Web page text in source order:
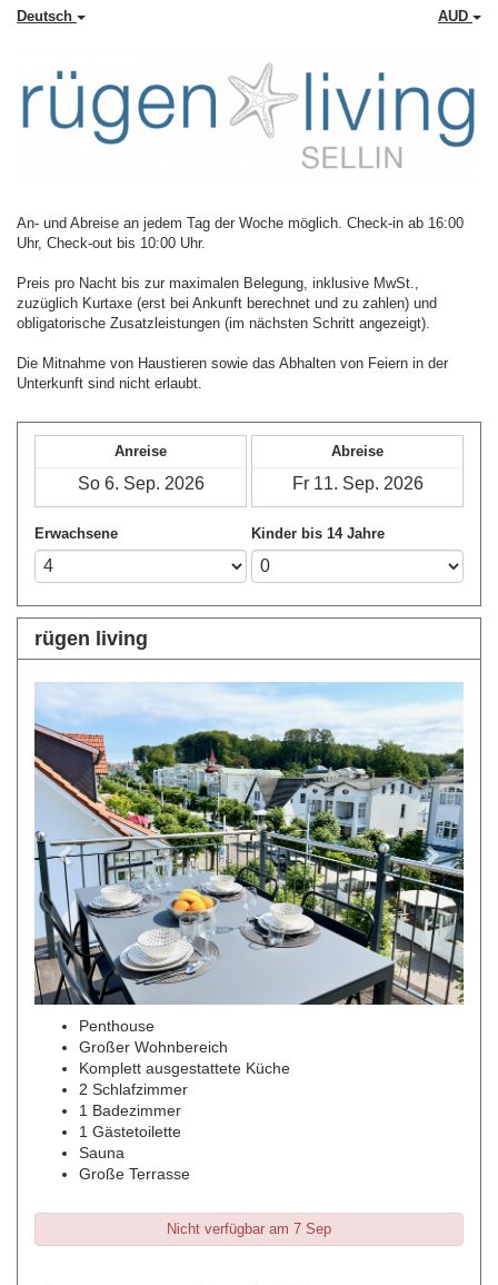
Deutsch AUD
An- und Abreise an jedem Tag der Woche möglich. Check-in ab 16:00
Uhr, Check-out bis 10:00 Uhr.
Preis pro Nacht bis zur maximalen Belegung, inklusive MwSt.,
zuzüglich Kurtaxe (erst bei Ankunft berechnet und zu zahlen) und
obligatorische Zusatzleistungen (im nächsten Schritt angezeigt).
Die Mitnahme von Haustieren sowie das Abhalten von Feiern in der
Unterkunft sind nicht erlaubt.
Anreise Abreise
Erwachsene Kinder bis 14 Jahre
rügen living
Next
Penthouse
Großer Wohnbereich
Komplett ausgestattete Küche
2 Schlafzimmer
1 Badezimmer
1 Gästetoilette
Sauna
Große Terrasse
Nicht verfügbar am 7 Sep